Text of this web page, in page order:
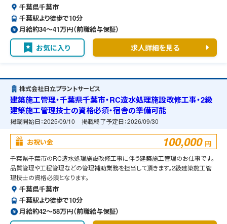
千葉県千葉市
千葉駅より徒歩で10分
月給約34〜41万円（前職給与保証）
お気に入り 求人詳細を見る
株式会社日立プラントサービス
建築施工管理・千葉県千葉市・RC造水処理施設改修工事・2級
建築施工管理技士の資格必須・宿舎の準備可能
掲載開始日：2025/09/10 掲載終了予定日：2026/09/30
お祝い金 100,000 円
千葉県千葉市のRC造水処理施設改修工事に伴う建築施工管理のお仕事です。
品質管理や工程管理などの管理補助業務を担当して頂きます。2級建築施工管
理技士の資格必須となります。
千葉県千葉市
千葉駅より徒歩で10分
月給約42〜58万円（前職給与保証）